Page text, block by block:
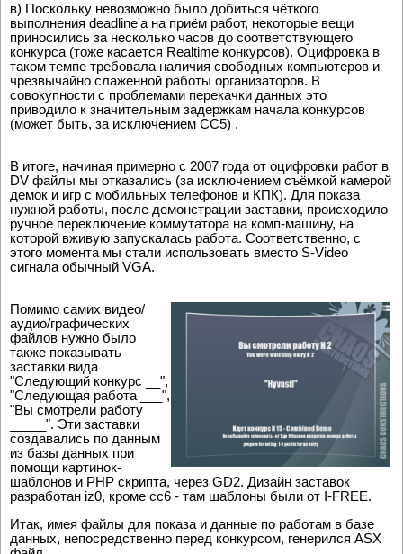
в) Поскольку невозможно было добиться чёткого
выполнения deadline'a на приём работ, некоторые вещи
приносились за несколько часов до соответствующего
конкурса (тоже касается Realtime конкурсов). Оцифровка в
таком темпе требовала наличия свободных компьютеров и
чрезвычайно слаженной работы организаторов. В
совокупности с проблемами перекачки данных это
приводило к значительным задержкам начала конкурсов
(может быть, за исключением CC5) .
В итоге, начиная примерно с 2007 года от оцифровки работ в
DV файлы мы отказались (за исключением съёмкой камерой
демок и игр с мобильных телефонов и КПК). Для показа
нужной работы, после демонстрации заставки, происходило
ручное переключение коммутатора на комп-машину, на
которой вживую запускалась работа. Соответственно, с
этого момента мы стали использовать вместо S-Video
сигнала обычный VGA.
Помимо самих видео/
аудио/графических
файлов нужно было
также показывать
заставки вида
"Следующий конкурс __",
"Следующая работа ___",
"Вы смотрели работу
_____". Эти заставки
создавались по данным
из базы данных при
помощи картинок-
шаблонов и PHP скрипта, через GD2. Дизайн заставок
разработан iz0, кроме cc6 - там шаблоны были от I-FREE.
Итак, имея файлы для показа и данные по работам в базе
данных, непосредственно перед конкурсом, генерился ASX